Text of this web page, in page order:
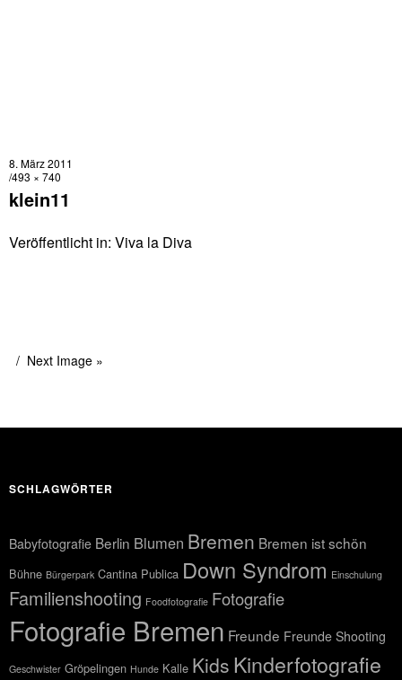
8. März 2011
493 × 740
klein11
Veröffentlicht in: Viva la Diva
Next Image »
SCHLAGWÖRTER
Babyfotografie Berlin Blumen Bremen Bremen ist schön
Bühne Bürgerpark Cantina Publica Down Syndrom Einschulung
Familienshooting Foodfotografie Fotografie
Fotografie Bremen Freunde Freunde Shooting
Geschwister Gröpelingen Hunde Kalle Kids Kinderfotografie